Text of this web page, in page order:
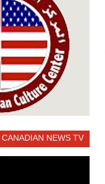
CANADIAN NEWS TV